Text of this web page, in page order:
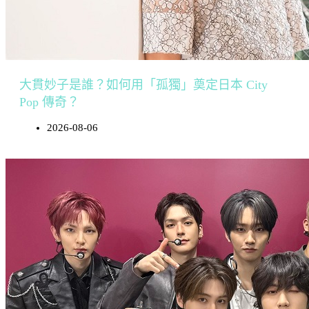
大貫妙子是誰？如何用「孤獨」奠定日本 City
Pop 傳奇？
2026-08-06